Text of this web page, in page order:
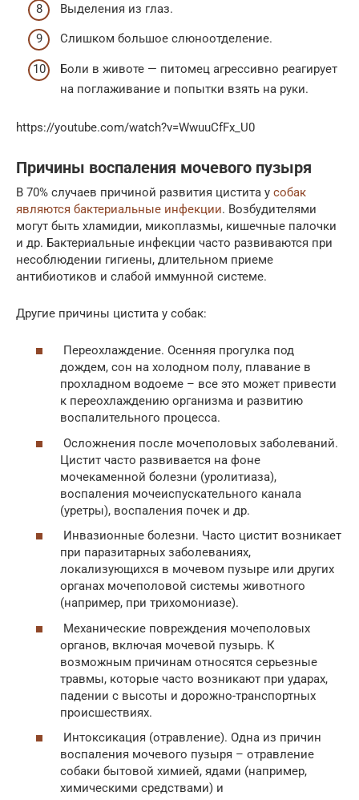
Выделения из глаз.
Слишком большое слюноотделение.
Боли в животе — питомец агрессивно реагирует
на поглаживание и попытки взять на руки.
https://youtube.com/watch?v=WwuuCfFx_U0
Причины воспаления мочевого пузыря
В 70% случаев причиной развития цистита у собак
являются бактериальные инфекции. Возбудителями
могут быть хламидии, микоплазмы, кишечные палочки
и др. Бактериальные инфекции часто развиваются при
несоблюдении гигиены, длительном приеме
антибиотиков и слабой иммунной системе.
Другие причины цистита у собак:
Переохлаждение. Осенняя прогулка под
дождем, сон на холодном полу, плавание в
прохладном водоеме – все это может привести
к переохлаждению организма и развитию
воспалительного процесса.
Осложнения после мочеполовых заболеваний.
Цистит часто развивается на фоне
мочекаменной болезни (уролитиаза),
воспаления мочеиспускательного канала
(уретры), воспаления почек и др.
Инвазионные болезни. Часто цистит возникает
при паразитарных заболеваниях,
локализующихся в мочевом пузыре или других
органах мочеполовой системы животного
(например, при трихомониазе).
Механические повреждения мочеполовых
органов, включая мочевой пузырь. К
возможным причинам относятся серьезные
травмы, которые часто возникают при ударах,
падении с высоты и дорожно-транспортных
происшествиях.
Интоксикация (отравление). Одна из причин
воспаления мочевого пузыря – отравление
собаки бытовой химией, ядами (например,
химическими средствами) и